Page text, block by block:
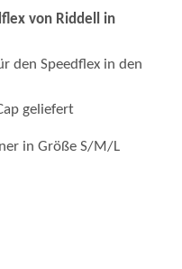
von Riddell in
den Speedflex in den
geliefert
in Größe S/M/L